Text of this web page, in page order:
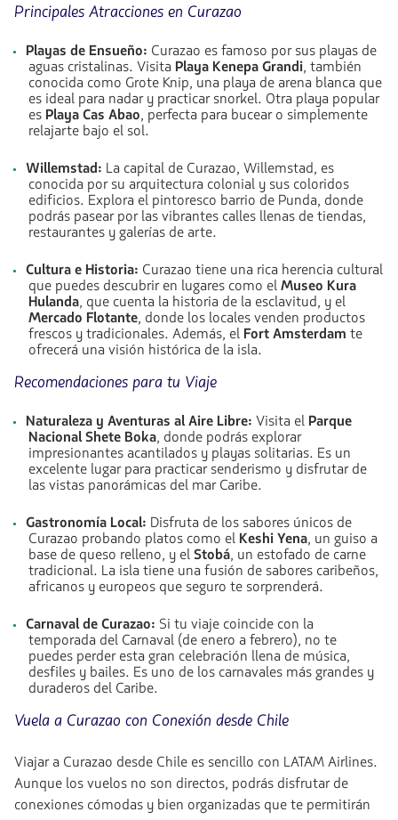
Principales Atracciones en Curazao
Playas de Ensueño: Curazao es famoso por sus playas de
aguas cristalinas. Visita Playa Kenepa Grandi, también
conocida como Grote Knip, una playa de arena blanca que
es ideal para nadar y practicar snorkel. Otra playa popular
es Playa Cas Abao, perfecta para bucear o simplemente
relajarte bajo el sol.
Willemstad: La capital de Curazao, Willemstad, es
conocida por su arquitectura colonial y sus coloridos
edificios. Explora el pintoresco barrio de Punda, donde
podrás pasear por las vibrantes calles llenas de tiendas,
restaurantes y galerías de arte.
Cultura e Historia: Curazao tiene una rica herencia cultural
que puedes descubrir en lugares como elMuseo Kura
Hulanda, que cuenta la historia de la esclavitud, y el
Mercado Flotante, donde los locales venden productos
frescos y tradicionales. Además, el Fort Amsterdam te
ofrecerá una visión histórica de la isla.
Recomendaciones para tu Viaje
Naturaleza y Aventuras al Aire Libre: Visita el Parque
Nacional Shete Boka, donde podrás explorar
impresionantes acantilados y playas solitarias. Es un
excelente lugar para practicar senderismo y disfrutar de
las vistas panorámicas del mar Caribe.
Gastronomía Local: Disfruta de los sabores únicos de
Curazao probando platos como el Keshi Yena, un guiso a
base de queso relleno, y elStobá, un estofado de carne
tradicional. La isla tiene una fusión de sabores caribeños,
africanos y europeos que seguro te sorprenderá.
Carnaval de Curazao: Si tu viaje coincide con la
temporada del Carnaval (de enero a febrero), no te
puedes perder esta gran celebración llena de música,
desfiles y bailes. Es uno de los carnavales más grandes y
duraderos del Caribe.
Vuela a Curazao con Conexión desde Chile
Viajar a Curazao desde Chile es sencillo con LATAM Airlines.
Aunque los vuelos no son directos, podrás disfrutar de
conexiones cómodas y bien organizadas que te permitirán